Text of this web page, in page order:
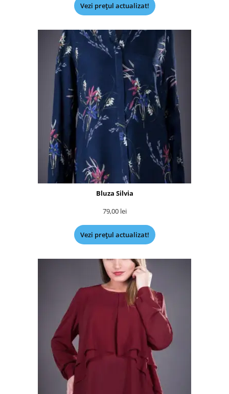
Vezi prețul actualizat!
Bluza Silvia
79,00 lei
Vezi prețul actualizat!